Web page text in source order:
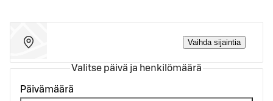
Vaihda sijaintia
Valitse päivä ja henkilömäärä
Päivämäärä